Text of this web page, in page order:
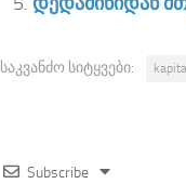
საკვანძო სიტყვები:
Subscribe